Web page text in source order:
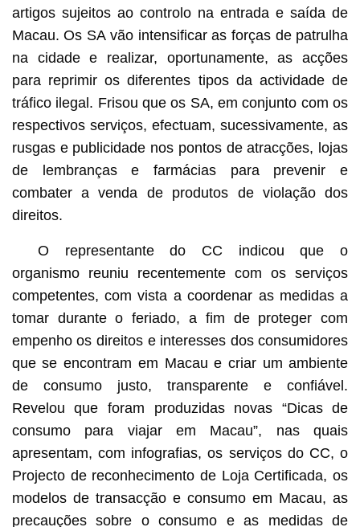
artigos sujeitos ao controlo na entrada e saída de
Macau. Os SA vão intensificar as forças de patrulha
na cidade e realizar, oportunamente, as acções
para reprimir os diferentes tipos da actividade de
tráfico ilegal. Frisou que os SA, em conjunto com os
respectivos serviços, efectuam, sucessivamente, as
rusgas e publicidade nos pontos de atracções, lojas
de lembranças e farmácias para prevenir e
combater a venda de produtos de violação dos
direitos.
O representante do CC indicou que o
organismo reuniu recentemente com os serviços
competentes, com vista a coordenar as medidas a
tomar durante o feriado, a fim de proteger com
empenho os direitos e interesses dos consumidores
que se encontram em Macau e criar um ambiente
de consumo justo, transparente e confiável.
Revelou que foram produzidas novas “Dicas de
consumo para viajar em Macau”, nas quais
apresentam, com infografias, os serviços do CC, o
Projecto de reconhecimento de Loja Certificada, os
modelos de transacção e consumo em Macau, as
precauções sobre o consumo e as medidas de